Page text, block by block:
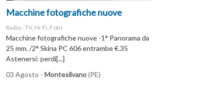
Macchine fotografiche nuove
Radio - TV, Hi-Fi, Foto
Macchine fotografiche nuove -1° Panorama da
25 mm. /2° Skina PC 606 entrambe €.35
Astenersi: perdi[...]
03 Agosto - Montesilvano(PE)